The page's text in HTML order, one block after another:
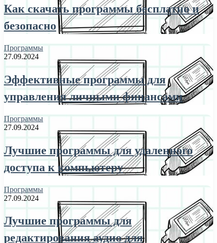
Как скачать программы бесплатно и
безопасно
Программы
27.09.2024
Эффективные программы для
управления личными финансами
Программы
27.09.2024
Лучшие программы для удаленного
доступа к компьютеру
Программы
27.09.2024
Лучшие программы для
редактирования аудио для